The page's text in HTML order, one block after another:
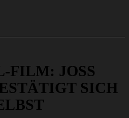
FILM: JOSS
SICH